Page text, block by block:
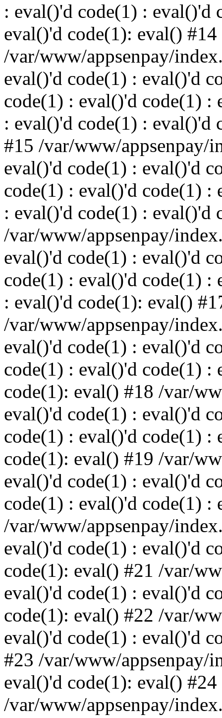
: eval()'d code(1) : eval()'d
eval()'d code(1): eval() #14
/var/www/appsenpay/
eval()'d code(1) : eval()'d
code(1) : eval()'d code(1) :
: eval()'d code(1) : eval()'d
#15 /var/www/appsenpay/
eval()'d code(1) : eval()'d
code(1) : eval()'d code(1) :
: eval()'d code(1) : eval()'d
/var/www/appsenpay/
eval()'d code(1) : eval()'d
code(1) : eval()'d code(1) :
: eval()'d code(1): eval()
/var/www/appsenpay/
eval()'d code(1) : eval()'d
code(1) : eval()'d code(1) :
code(1): eval() #18 /var/
eval()'d code(1) : eval()'d
code(1) : eval()'d code(1) :
code(1): eval() #19 /var/
eval()'d code(1) : eval()'d
code(1) : eval()'d code(1) :
/var/www/appsenpay/
eval()'d code(1) : eval()'d
code(1): eval() #21 /var/
eval()'d code(1) : eval()'d
code(1): eval() #22 /var/
eval()'d code(1) : eval()'d
#23 /var/www/appsenpay/
eval()'d code(1): eval() #24
/var/www/appsenpay/